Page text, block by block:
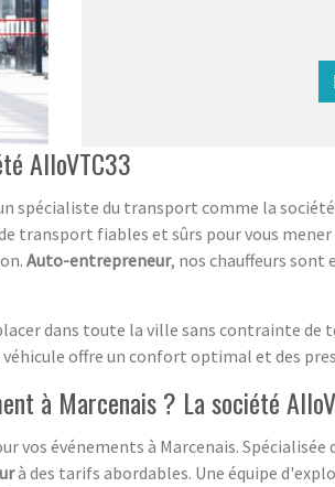
AlloVTC33
spécialiste du transport comme la
transport fiables et sûrs pour vous mener
Auto-entrepreneur, nos chauffeurs sont
dans toute la ville sans contrainte de
offre un confort optimal et des
à Marcenais ? La société
vos événements à Marcenais.
à des tarifs abordables. Une équipe